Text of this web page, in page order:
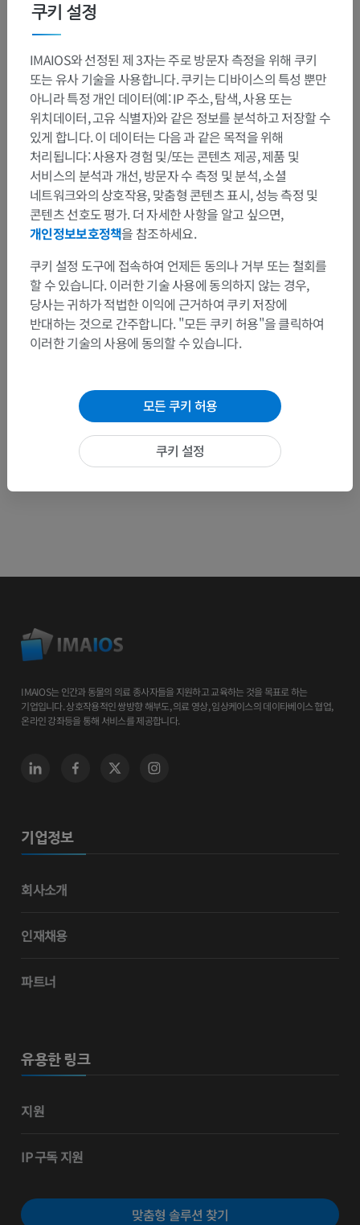
하위 구조:
종아리근온힘줄집
바닥쪽긴종아리힘줄집
번역
문제를 발견하셨나요?
수정이나, 번역 또는 콘텐츠 개선에 제안이 있으면 언제든
연락 주세요.
문제 보고
IMAIOS는 인간과 동물의 의료 종사자들을 지원하고 교육하는 것을 목표로 하는
기업입니다. 상호작용적인 쌍방향 해부도, 의료 영상, 임상케이스의 데이타베이스 협업,
온라인 강좌등을 통해 서비스를 제공합니다.
기업정보
회사소개
인재채용
파트너
유용한 링크
지원
IP 구독 지원
맞춤형 솔루션 찾기
쿠키 설정
IMAIOS와 선정된 제 3자는 주로 방문자 측정을 위해 쿠키
또는 유사 기술을 사용합니다. 쿠키는 디바이스의 특성 뿐만
아니라 특정 개인 데이터(예: IP 주소, 탐색, 사용 또는
위치데이터, 고유 식별자)와 같은 정보를 분석하고 저장할 수
있게 합니다. 이 데이터는 다음 과 같은 목적을 위해
처리됩니다: 사용자 경험 및/또는 콘텐츠 제공, 제품 및
서비스의 분석과 개선, 방문자 수 측정 및 분석, 소셜
네트워크와의 상호작용, 맞춤형 콘텐츠 표시, 성능 측정 및
콘텐츠 선호도 평가. 더 자세한 사항을 알고 싶으면,
개인정보보호정책을 참조하세요.
쿠키 설정 도구에 접속하여 언제든 동의나 거부 또는 철회를
할 수 있습니다. 이러한 기술 사용에 동의하지 않는 경우,
당사는 귀하가 적법한 이익에 근거하여 쿠키 저장에
반대하는 것으로 간주합니다. "모든 쿠키 허용"을 클릭하여
이러한 기술의 사용에 동의할 수 있습니다.
모든 쿠키 허용
쿠키 설정